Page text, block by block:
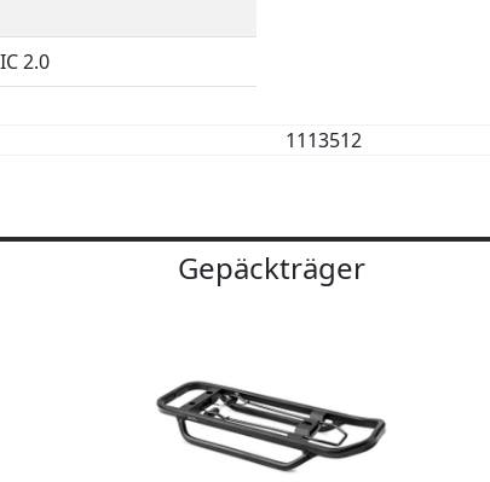
2.0
1113512
Gepäckträger